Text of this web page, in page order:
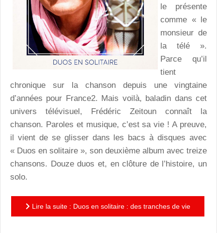
le présente
comme « le
monsieur de
la télé ».
Parce qu’il
tient
chronique sur la chanson depuis une vingtaine
d’années pour France2. Mais voilà, baladin dans cet
univers télévisuel, Frédéric Zeitoun connaît la
chanson. Paroles et musique, c’est sa vie ! A preuve,
il vient de se glisser dans les bacs à disques avec
« Duos en solitaire », son deuxième album avec treize
chansons. Douze duos et, en clôture de l’histoire, un
solo.
Lire la suite : Duos en solitaire : des tranches de vie